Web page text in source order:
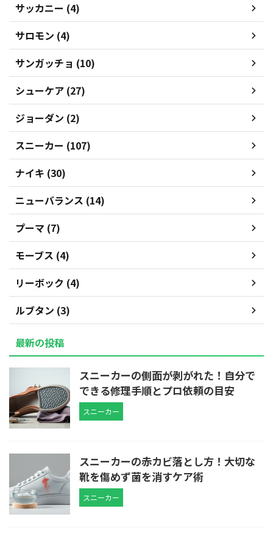
サッカニー (4)
サロモン (4)
サンガッチョ (10)
シューケア (27)
ジョーダン (2)
スニーカー (107)
ナイキ (30)
ニューバランス (14)
プーマ (7)
モーブス (4)
リーボック (4)
ルブタン (3)
最新の投稿
スニーカーの側面が剥がれた！自分で
できる修理手順とプロ依頼の目安
スニーカー
スニーカーの赤カビ落とし方！大切な
靴を傷めず菌を消すケア術
スニーカー